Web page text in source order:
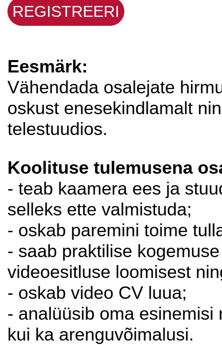
REGISTREERI
Eesmärk:
Vähendada osalejate
oskust enesekindlamalt
telestuudios.
Koolituse tulemusena
- teab kaamera ees ja
selleks ette valmistuda;
- oskab paremini toime
- saab praktilise
videoesitluse loomisest
- oskab video CV luua;
- analüüsib oma
kui ka arenguvõimalusi.